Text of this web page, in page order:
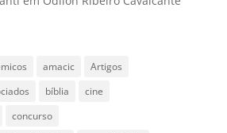
amacic
Artigos
bíblia
cine
concurso